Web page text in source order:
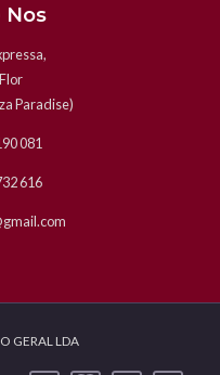
Nos
Paradise)
081
616
GERAL LDA